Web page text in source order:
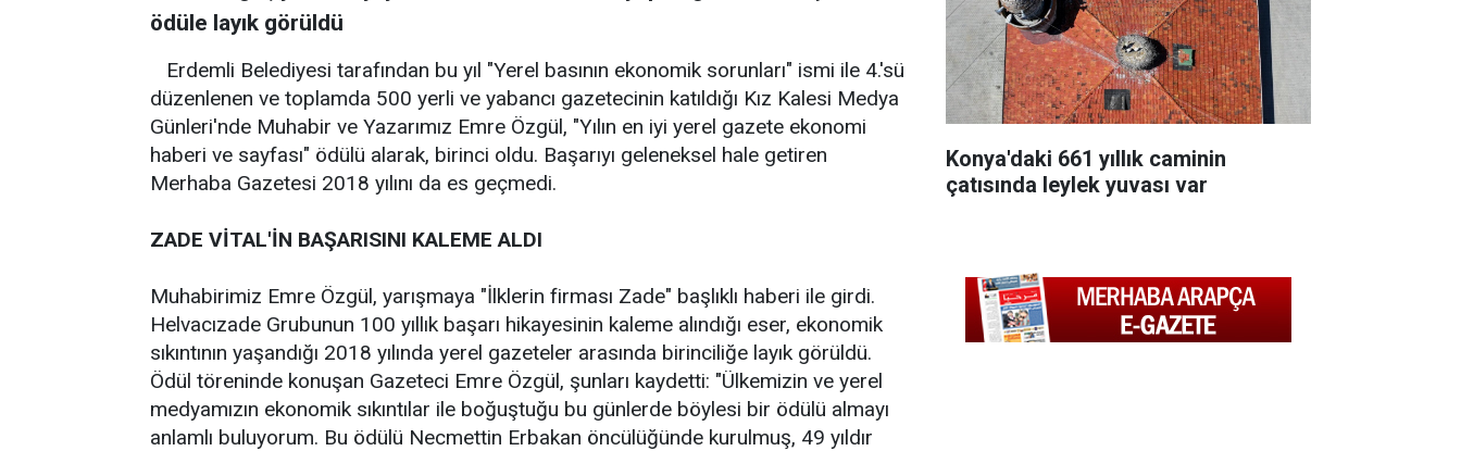
ödüle layık görüldü
Erdemli Belediyesi tarafından bu yıl "Yerel basının ekonomik sorunları" ismi ile 4.'sü
düzenlenen ve toplamda 500 yerli ve yabancı gazetecinin katıldığı Kız Kalesi Medya
Günleri'nde Muhabir ve Yazarımız Emre Özgül, "Yılın en iyi yerel gazete ekonomi
haberi ve sayfası" ödülü alarak, birinci oldu. Başarıyı geleneksel hale getiren
Merhaba Gazetesi 2018 yılını da es geçmedi.
ZADE VİTAL'İN BAŞARISINI KALEME ALDI
Muhabirimiz Emre Özgül, yarışmaya "İlklerin firması Zade" başlıklı haberi ile girdi.
Helvacızade Grubunun 100 yıllık başarı hikayesinin kaleme alındığı eser, ekonomik
sıkıntının yaşandığı 2018 yılında yerel gazeteler arasında birinciliğe layık görüldü.
Ödül töreninde konuşan Gazeteci Emre Özgül, şunları kaydetti: "Ülkemizin ve yerel
medyamızın ekonomik sıkıntılar ile boğuştuğu bu günlerde böylesi bir ödülü almayı
anlamlı buluyorum. Bu ödülü Necmettin Erbakan öncülüğünde kurulmuş, 49 yıldır
Konya'daki 661 yıllık caminin
çatısında leylek yuvası var